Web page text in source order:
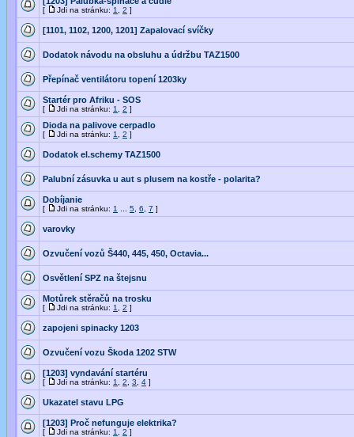
[ Jdi na stránku: 1 2 ]
[1101, 1102, 1200, 1201] Zapalovací svíčky
Dodatok návodu na obsluhu a údržbu TAZ1500
Přepínač ventilátoru topení 1203ky
Startér pro Afriku - SOS
[ Jdi na stránku: 1 2 ]
Dioda na palivove cerpadlo
[ Jdi na stránku: 1 2 ]
Dodatok el.schemy TAZ1500
Palubní zásuvka u aut s plusem na kostře - polarita?
Dobíjanie
[ Jdi na stránku: 1 5 6 7 ]
varovky
Ozvučení vozů Š440, 445, 450, Octavia...
Osvětlení SPZ na štejsnu
Motůrek stěračů na trosku
[ Jdi na stránku: 1 2 ]
zapojeni spinacky 1203
Ozvučení vozu Škoda 1202 STW
[1203] vyndavání startéru
[ Jdi na stránku: 1 2 3 4 ]
Ukazatel stavu LPG
[1203] Proč nefunguje elektrika?
[ Jdi na stránku: 1 2 ]